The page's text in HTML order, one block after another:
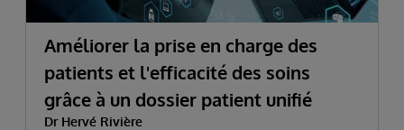
Améliorer la prise en charge des
patients et l'efficacité des soins
grâce à un dossier patient unifié
Dr Hervé Rivière